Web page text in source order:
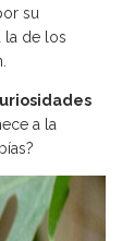
su
la de los
a la